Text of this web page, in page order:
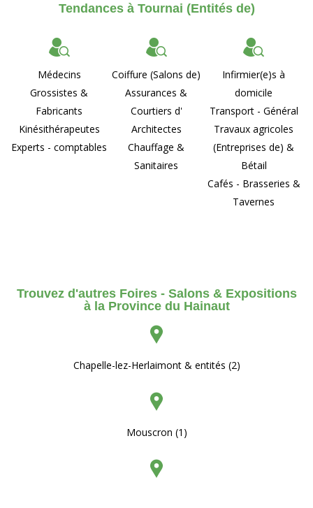
Tendances à Tournai (Entités de)
Médecins
Grossistes &
Fabricants
Kinésithérapeutes
Experts - comptables
Coiffure (Salons de)
Assurances &
Courtiers d'
Architectes
Chauffage &
Sanitaires
Infirmier(e)s à
domicile
Transport - Général
Travaux agricoles
(Entreprises de) &
Bétail
Cafés - Brasseries &
Tavernes
Trouvez d'autres Foires - Salons & Expositions
à la Province du Hainaut
Chapelle-lez-Herlaimont & entités (2)
Mouscron (1)